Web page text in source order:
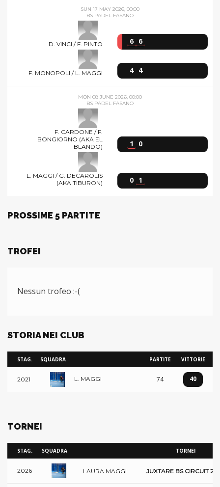
SUN 17 MAY 2026, 00:00
BS PADEL FASANO
D. VINCI / F. PINTO 6 6
F. MONOPOLI / L. MAGGI 4 4
MON 08 JUNE 2026, 00:00
BS PADEL FASANO
F. CARDONE / F.
BONGIORNO (AKA EL
BLANDO)
1 0
L. MAGGI / G. DECAROLIS
(AKA TIBURON)
0 1
PROSSIME 5 PARTITE
TROFEI
Nessun trofeo :-(
STORIA NEI CLUB
STAG. SQUADRA PARTITE VITTORIE
2021 L. MAGGI 74 40
TORNEI
STAG. SQUADRA TORNEI
2026 LAURA MAGGI JUXTARE BS CIRCUIT